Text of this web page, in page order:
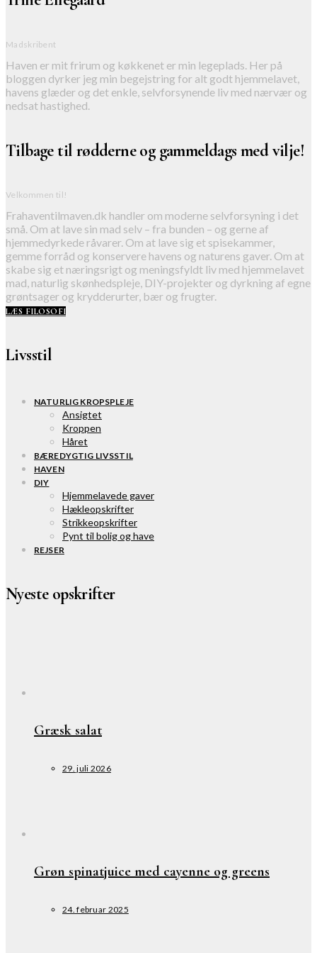
Madskribent
Haven er mit frirum og køkkenet er min legeplads. Her på
bloggen dyrker jeg min begejstring for alt godt hjemmelavet,
havens glæder og det enkle, selvforsynende liv med nærvær og
nedsat hastighed.
Tilbage til rødderne og gammeldags med vilje!
Velkommen til!
Frahaventilmaven.dk handler om moderne selvforsyning i det
små. Om at lave sin mad selv – fra bunden – og gerne af
hjemmedyrkede råvarer. Om at lave sig et spisekammer,
gemme forråd og konservere havens og naturens gaver. Om at
skabe sig et næringsrigt og meningsfyldt liv med hjemmelavet
mad, naturlig skønhedspleje, DIY-projekter og dyrkning af egne
grøntsager og krydderurter, bær og frugter.
LÆS FILOSOFI
Livsstil
NATURLIG KROPSPLEJE
Ansigtet
Kroppen
Håret
BÆREDYGTIG LIVSSTIL
HAVEN
DIY
Hjemmelavede gaver
Hækleopskrifter
Strikkeopskrifter
Pynt til bolig og have
REJSER
Nyeste opskrifter
Græsk salat
29. juli 2026
Grøn spinatjuice med cayenne og greens
24. februar 2025